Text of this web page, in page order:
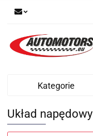
Kategorie
Układ napędowy